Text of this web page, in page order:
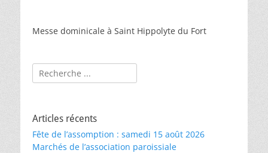
Messe dominicale à Saint Hippolyte du Fort
Rechercher :
Articles récents
Fête de l’assomption : samedi 15 août 2026
Marchés de l’association paroissiale